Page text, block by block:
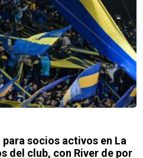
socios activos en La
del club, con River de por